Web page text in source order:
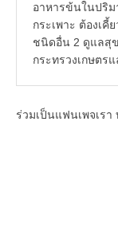
อาหารข้นในปริ
กระเพาะ ต้องเคี้
ชนิดอื่น 2 ดูแลสุ
กระทรวงเกษตร
ร่วมเป็นแฟนเพจเรา